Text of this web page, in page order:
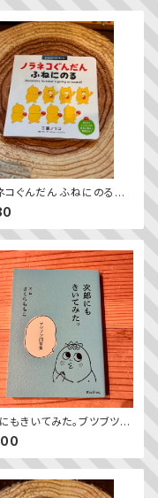
コぐんだん ふねにのる
Gundan’s going
もきいてみた。ブツブツ問